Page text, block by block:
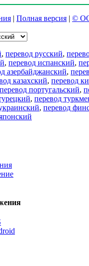
| Полная версия | ©
, перевод русский,
, перевод испанский,
азербайджанский,
казахский, перевод
перевод португальский,
, перевод
, перевод